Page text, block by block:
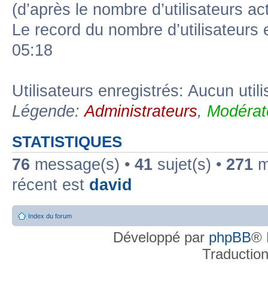
(d’après le nombre d’utilisateurs
Le record du nombre
05:18
Utilisateurs enregistrés: Aucun
Légende:Administrateurs,
STATISTIQUES
76 message(s) • 41 sujet(s) • 271
récent est david
Index du forum
Développé par phpBB®